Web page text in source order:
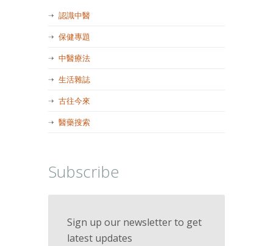
認識中醫
保健專題
中醫療法
生活雜誌
古往今來
醫藥搜索
Subscribe
Sign up our newsletter to get
latest updates